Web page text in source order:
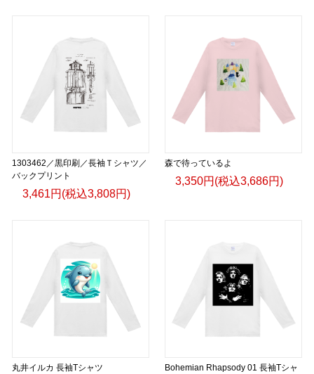
1303462／黒印刷／長袖Ｔシャツ／
バックプリント
3,461円(税込3,808円)
森で待っているよ
3,350円(税込3,686円)
丸井イルカ 長袖Tシャツ
Bohemian Rhapsody 01 長袖Tシャ